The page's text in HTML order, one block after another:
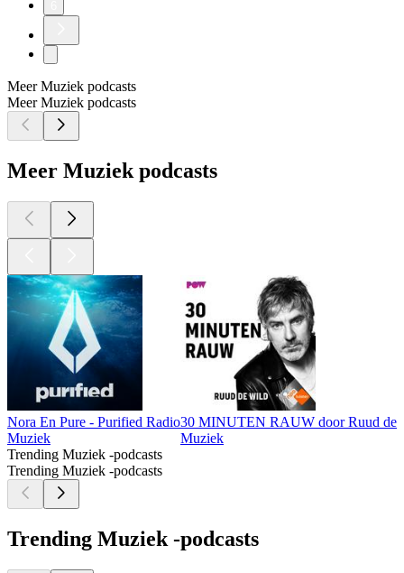
Meer Muziek podcasts
Meer Muziek podcasts
Meer Muziek podcasts
Nora En Pure - Purified Radio
Muziek
30 MINUTEN RAUW door Ruud de
Muziek
Trending Muziek -podcasts
Trending Muziek -podcasts
Trending Muziek -podcasts